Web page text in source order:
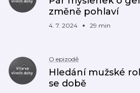
změně pohlaví
4. 7. 2024 29 min
O epizodě
Hledání mužské
se době